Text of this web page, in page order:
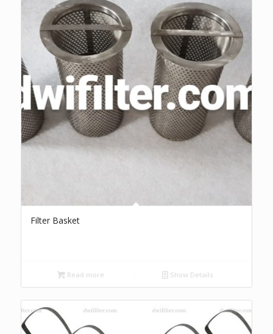
Filter Basket
Read more Show Details